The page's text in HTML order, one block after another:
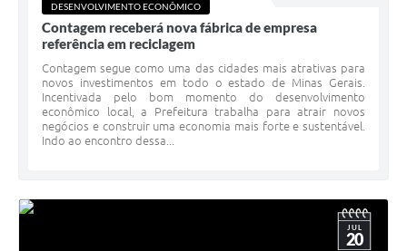
DESENVOLVIMENTO ECONÔMICO
Contagem receberá nova fábrica de empresa
referência em reciclagem
Contagem segue como uma das cidades mais atrativas para
novos investimentos em todo o estado de Minas Gerais.
Incentivada pelo bom momento do desenvolvimento
econômico local, a Prefeitura trabalha para atrair novos
negócios e construir uma economia mais forte e sustentável.
Indo ao encontro dessa...
JUL
20